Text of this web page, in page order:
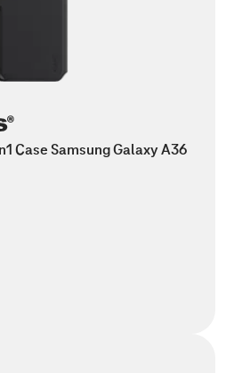
Case Samsung Galaxy A36